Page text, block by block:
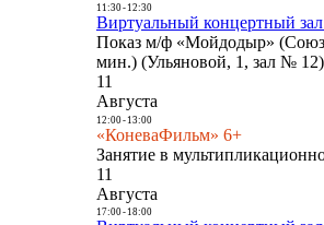
11:30- 12:30
Виртуальный концертный
Показ м/ф «Мойдодыр»
мин.) (Ульяновой, 1, зал № 12)
11
Августа
12:00- 13:00
«КоневаФильм» 6+
Занятие в
11
Августа
17:00- 18:00